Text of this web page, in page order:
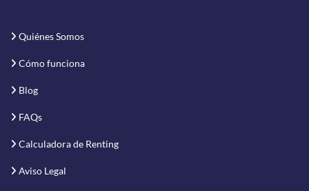
Quiénes Somos
Cómo funciona
Blog
FAQs
Calculadora de Renting
Aviso Legal